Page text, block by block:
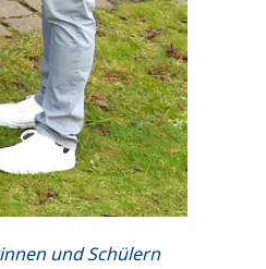
und Schülern